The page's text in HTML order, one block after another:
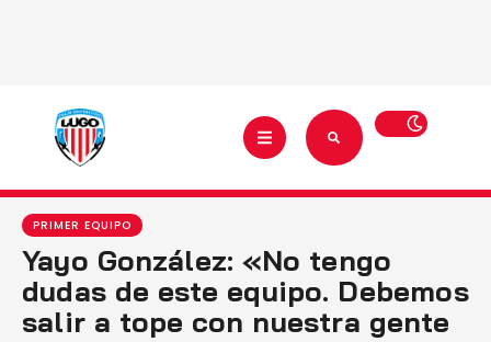
PRIMER EQUIPO
Yayo González: «No tengo
dudas de este equipo. Debemos
salir a tope con nuestra gente